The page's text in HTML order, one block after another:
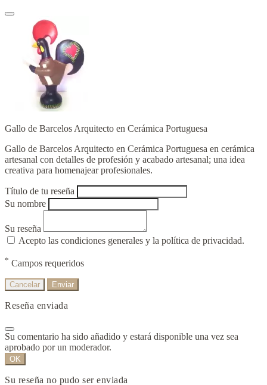
Gallo de Barcelos Arquitecto en Cerámica Portuguesa
Gallo de Barcelos Arquitecto en Cerámica Portuguesa en cerámica
artesanal con detalles de profesión y acabado artesanal; una idea
creativa para homenajear profesionales.
Título de tu reseña
Su nombre
Su reseña
Acepto las condiciones generales y la política de privacidad.
* Campos requeridos
Cancelar Enviar
Reseña enviada
Su comentario ha sido añadido y estará disponible una vez sea
aprobado por un moderador.
OK
Su reseña no pudo ser enviada